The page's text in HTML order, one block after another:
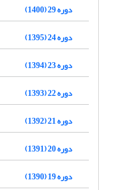
دوره 29 (1400)
دوره 24 (1395)
دوره 23 (1394)
دوره 22 (1393)
دوره 21 (1392)
دوره 20 (1391)
دوره 19 (1390)